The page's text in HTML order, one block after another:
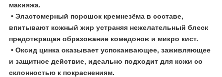
макияжа.
• Эластомерный порошок кремнезёма в составе,
впитывают кожный жир устраняя нежелательный блеск
предотвращая образование комедонов и микро кист.
• Оксид цинка оказывает успокаивающее, заживляющее
и защитное действие, идеально подходит для кожи со
склонностью к покраснениям.